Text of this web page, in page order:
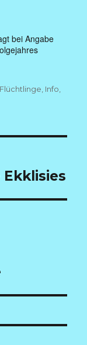
bei Angabe
Info